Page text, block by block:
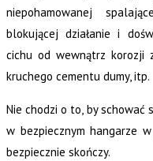
niepohamowanej
blokującej działanie i
cichu od wewnątrz korozji
kruchego cementu dumy, itp.
Nie chodzi o to, by schować
w bezpiecznym hangarze
bezpiecznie skończy.